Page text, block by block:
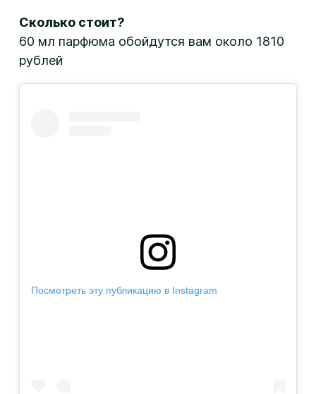
Сколько стоит?
60 мл парфюма обойдутся вам около 1810
рублей
Посмотреть эту публикацию в Instagram